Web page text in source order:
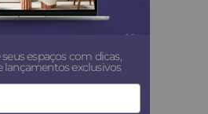
espaços com dicas,
lançamentos exclusivos